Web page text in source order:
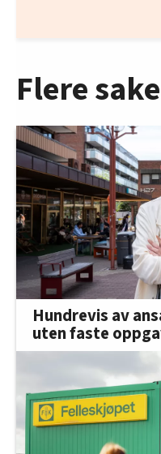
Flere
Hundrevis av
uten faste